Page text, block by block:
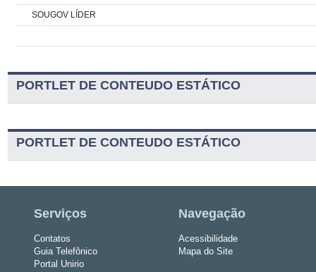
SOUGOV LÍDER
PORTLET DE CONTEUDO ESTÁTICO
PORTLET DE CONTEUDO ESTÁTICO
Serviços
Contatos
Guia Telefônico
Portal Unirio
Navegação
Acessibilidade
Mapa do Site